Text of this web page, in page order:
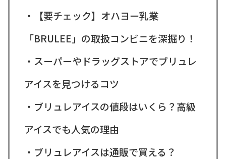
・【要チェック】オハヨー乳業
「BRULEE」の取扱コンビニを深掘り！
・スーパーやドラッグストアでブリュレ
アイスを見つけるコツ
・ブリュレアイスの値段はいくら？高級
アイスでも人気の理由
・ブリュレアイスは通販で買える？